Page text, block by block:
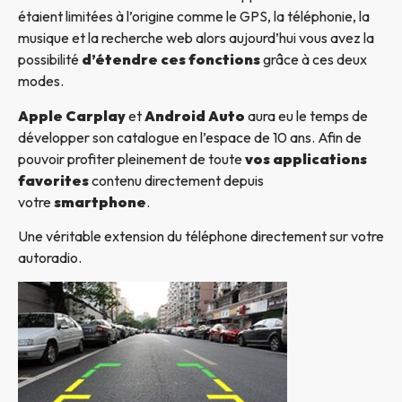
étaient limitées à l’origine comme le GPS, la téléphonie, la
musique et la recherche web alors aujourd’hui vous avez la
possibilité d’étendre ces fonctionsgrâce à ces deux
modes.
Apple CarplayetAndroid Auto aura eu le temps de
développer son catalogue en l’espace de 10 ans. Afin de
pouvoir profiter pleinement de toutevos applications
favoritescontenu directement depuis
votresmartphone.
Une véritable extension du téléphone directement sur votre
autoradio.